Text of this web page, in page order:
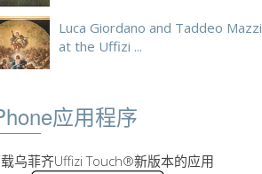
Luca Giordano and Taddeo Mazzi
at the Uffizi ...
应用程序
乌菲齐Uffizi Touch®新版本的应用